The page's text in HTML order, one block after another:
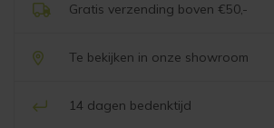
Gratis verzending boven €50,-
Te bekijken in onze showroom
14 dagen bedenktijd